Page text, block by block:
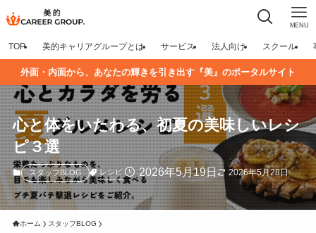
MENU
TOP 美的キャリアグループとは サービス 法人向け スクール
外面・内面から、あなたの輝きを引き出す『美』のポータルサイト
心と体をいたわる、初夏の美味しいレシ
ピ３選
スタッフBLOG レシピ 2026年5月19日 2026年5月28日
ホーム スタッフBLOG